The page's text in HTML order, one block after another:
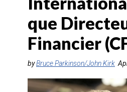
AGENTS DE VOYAGE
FORMATION & RESSOURCES
que
Financier
byBruce Parkinson/John Kirk